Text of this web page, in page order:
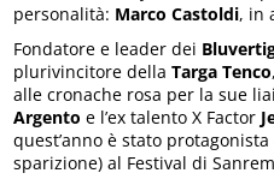
personalità: Marco Castoldi, in
Fondatore e leader dei
plurivincitore dellaTarga Tenco
alle cronache rosa per la sue
Argento e l’ex talento X Factor
quest’anno è stato
sparizione) al Festival di